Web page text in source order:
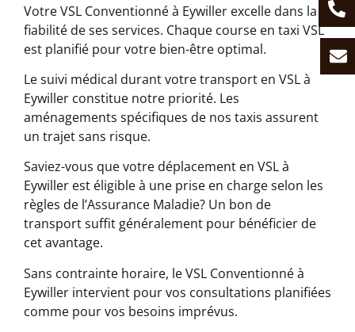
Votre VSL Conventionné à Eywiller excelle dans la
fiabilité de ses services. Chaque course en taxi VSL
est planifié pour votre bien-être optimal.
Le suivi médical durant votre transport en VSL à
Eywiller constitue notre priorité. Les
aménagements spécifiques de nos taxis assurent
un trajet sans risque.
Saviez-vous que votre déplacement en VSL à
Eywiller est éligible à une prise en charge selon les
règles de l’Assurance Maladie? Un bon de
transport suffit généralement pour bénéficier de
cet avantage.
Sans contrainte horaire, le VSL Conventionné à
Eywiller intervient pour vos consultations planifiées
comme pour vos besoins imprévus.